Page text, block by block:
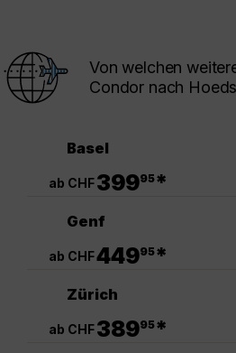
Von welchen
Condor nach
Basel
ab CHF39995*
Genf
ab CHF44995*
Zürich
ab CHF38995*